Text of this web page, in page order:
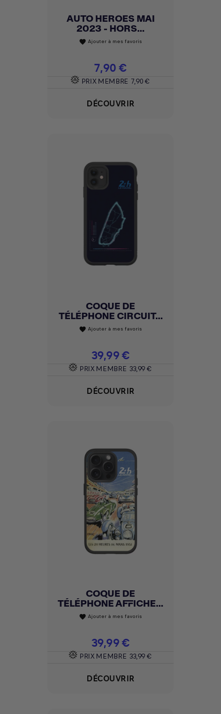
AUTO HEROES MAI
2023 - HORS...
favorite Ajouter à mes favoris
Prix
7,90 €
PRIX MEMBRE 7,90 €
DÉCOUVRIR
COQUE DE
TÉLÉPHONE CIRCUIT...
favorite Ajouter à mes favoris
Prix
39,99 €
PRIX MEMBRE 33,99 €
DÉCOUVRIR
COQUE DE
TÉLÉPHONE AFFICHE...
favorite Ajouter à mes favoris
Prix
39,99 €
PRIX MEMBRE 33,99 €
DÉCOUVRIR